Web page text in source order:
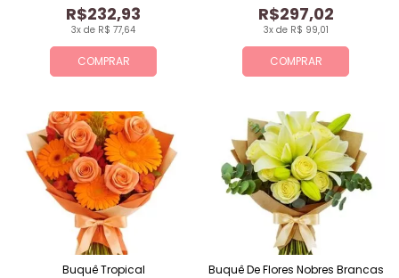
COMPRAR
3x de R$ 77,64
R$232,93
COMPRAR
3x de R$ 99,01
R$297,02
Buquê Tropical Buquê De Flores Nobres Brancas